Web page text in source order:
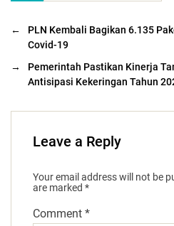
←
PLN Kembali Bagikan 6.135
Covid-19
→
Pemerintah Pastikan Kinerja
Antisipasi Kekeringan Tahun
Leave a Reply
Your email address will not be
are marked *
Comment *